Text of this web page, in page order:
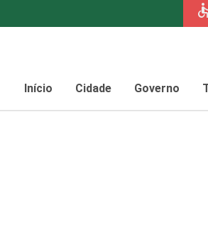
accessible
Início Cidade Governo